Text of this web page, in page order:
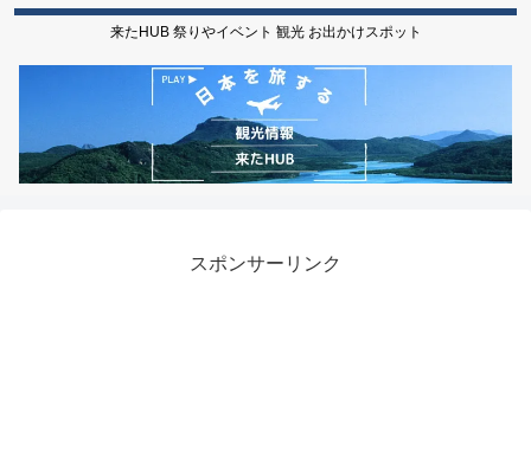
来たHUB 祭りやイベント 観光 お出かけスポット
スポンサーリンク